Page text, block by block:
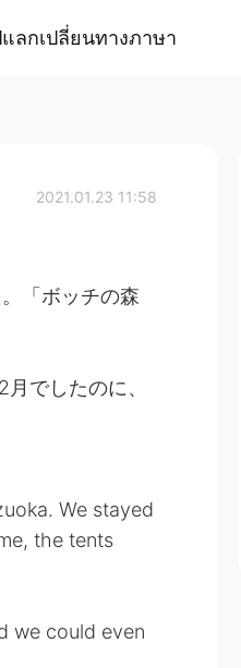
ลกเปลี่ยนทางภาษา
2021.01.23 11:58
「ボッチの森
でしたのに、
We stayed
the tents
we could even